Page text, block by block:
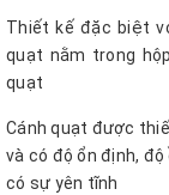
Thiết kế đặc biệt
quạt nằm trong
quạt
Cánh quạt được
và có độ ổn định,
có sự yên tĩnh